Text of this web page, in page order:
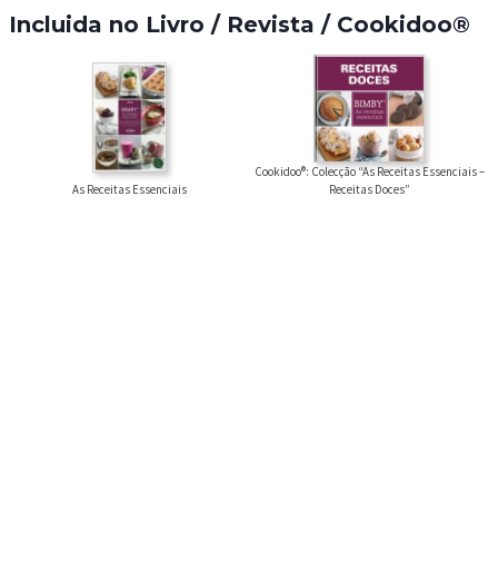
Incluida no Livro / Revista / Cookidoo®
As Receitas Essenciais
Cookidoo®: Colecção “As Receitas Essenciais –
Receitas Doces”